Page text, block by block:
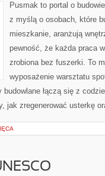
Pusmak to portal o
z myślą o osobach, które
mieszkanie, aranżują
pewność, że każda praca
zrobiona bez fuszerki. To
wyposażenie warsztatu
łączą się z
jak zregenerować usterkę